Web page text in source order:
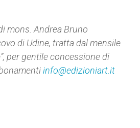
mons. Andrea Bruno
di Udine, tratta dal mensile
per gentile concessione di
info@edizioniart.it